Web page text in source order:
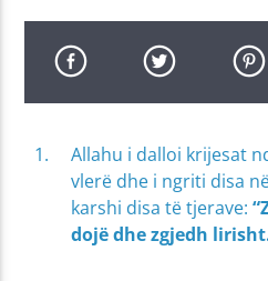
Allahu i dalloi krijesat
vlerë dhe i ngriti disa
karshi disa të tjerave:
dojë dhe zgjedh